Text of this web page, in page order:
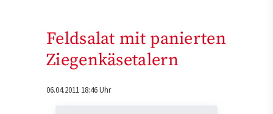
Feldsalat mit panierten
Ziegenkäsetalern
06.04.2011 18:46 Uhr